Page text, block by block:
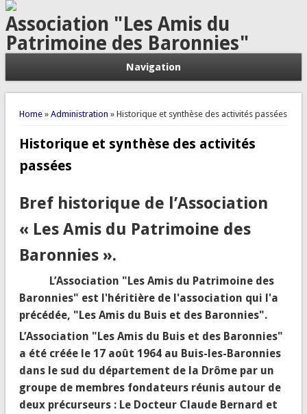
Association "Les Amis du
Patrimoine des Baronnies"
Navigation
You are here
Home» Administration » Historique et synthèse des activités passées
Historique et synthèse des activités
passées
Bref historique de l’Association
« Les Amis du Patrimoine des
Baronnies ».
L’Association "Les Amis du Patrimoine des
Baronnies" est l'héritière de l'association qui l'a
précédée, "Les Amis du Buis et des Baronnies".
L’Association "Les Amis du Buis et des Baronnies"
a été créée le 17 août 1964 au Buis-les-Baronnies
dans le sud du département de la Drôme par un
groupe de membres fondateurs réunis autour de
deux précurseurs : Le Docteur Claude Bernard et